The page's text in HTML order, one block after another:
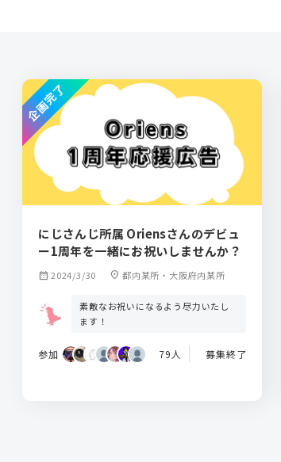
にじさんじ所属 Oriensさんのデビュ
ー1周年を一緒にお祝いしませんか？
calendar_month 2024/3/30 location_on 都内某所・大阪府内某所
素敵なお祝いになるよう尽力いたし
ます！
参加 79人 募集終了
企画完了